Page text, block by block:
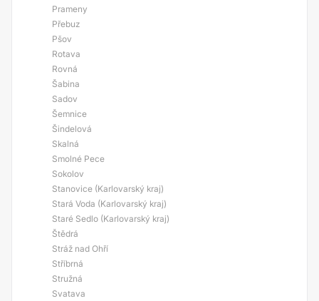
Prameny
Přebuz
Pšov
Rotava
Rovná
Šabina
Sadov
Šemnice
Šindelová
Skalná
Smolné Pece
Sokolov
Stanovice (Karlovarský kraj)
Stará Voda (Karlovarský kraj)
Staré Sedlo (Karlovarský kraj)
Štědrá
Stráž nad Ohří
Stříbrná
Stružná
Svatava